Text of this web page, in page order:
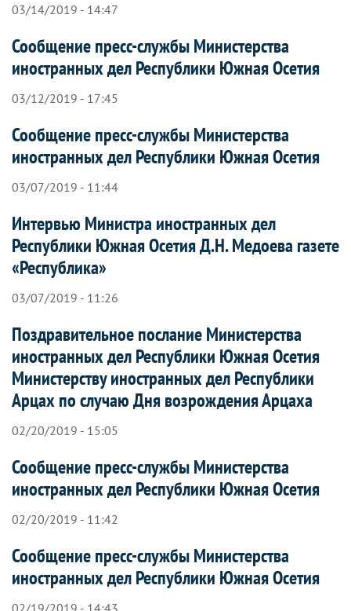
03/14/2019 - 14:47
Сообщение пресс-службы Министерства
иностранных дел Республики Южная Осетия
03/12/2019 - 17:45
Сообщение пресс-службы Министерства
иностранных дел Республики Южная Осетия
03/07/2019 - 11:44
Интервью Министра иностранных дел
Республики Южная Осетия Д.Н. Медоева газете
«Республика»
03/07/2019 - 11:26
Поздравительное послание Министерства
иностранных дел Республики Южная Осетия
Министерству иностранных дел Республики
Арцах по случаю Дня возрождения Арцаха
02/20/2019 - 15:05
Сообщение пресс-службы Министерства
иностранных дел Республики Южная Осетия
02/20/2019 - 11:42
Сообщение пресс-службы Министерства
иностранных дел Республики Южная Осетия
02/19/2019 - 14:43